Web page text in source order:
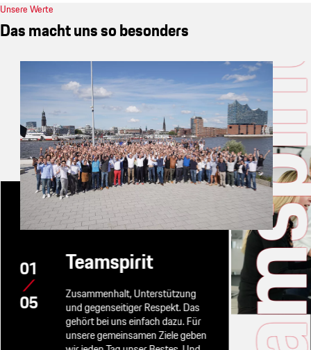
Unsere Werte
Das macht uns so besonders
01
05
Teamspirit
Zusammenhalt, Unterstützung
und gegenseitiger Respekt. Das
gehört bei uns einfach dazu. Für
unsere gemeinsamen Ziele geben